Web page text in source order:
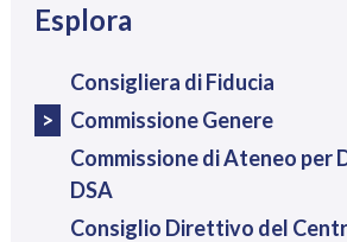
Esplora
Consigliera di Fiducia
Commissione Genere
Commissione di Ateneo per
DSA
Consiglio Direttivo del